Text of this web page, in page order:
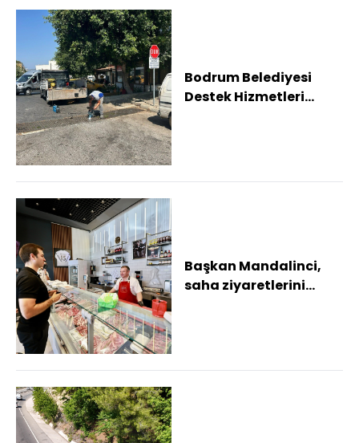
Bodrum Belediyesi
Destek Hizmetleri
Başkan Mandalinci,
saha ziyaretlerini